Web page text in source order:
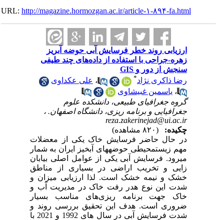
URL:http://magazine.hormozgan.ac.ir/article-۱-۸۹۴-fa.html
ارزیابی روند خطر فرسایش آبی حوضه آبریز
زهره-جراحی با استفاده از داده‌های چند طیفی
سنجش از دور و GIS
رضا ذاکری نژاد * ،علی عکداوی
،یاسمین غبیشاوی
گروه جغرافیای طبیعی، دانشکده علوم
جغرافیایی و برنامه ریزی، دانشگاه اصفهان. ،
reza.zakerinejad@ui.ac.ir
چکیده:
در حال حاضر فرسایشخاکیکی از معضلات
مهم زیست‏محیطی حوضه‏های آبخیز ایران به
‏شمار
می‏رود. فرسایش آبی یکی از عوامل اصلی بیابان
زایی و تخریب اراضی در بسیاری از مناطق
خشک و نیمه خشک است. لذا ارزیابی میزان و
شدت این نوع هدر رفت خاک در مدیریت آب و
خاک جهت برنامه ریزی‌های مناسب بسیار
ضروری است. هدف این تحقیق بررسی روند و
شدت فرسایش آبی در سال های 1992 و 2021 با